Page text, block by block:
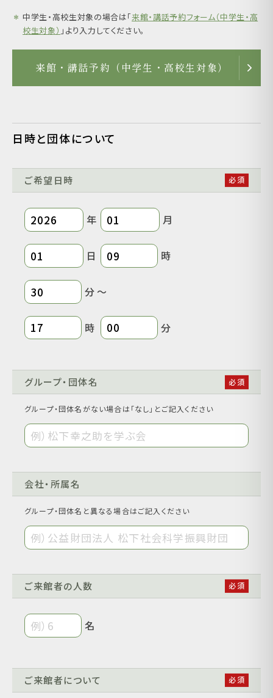
＊ 中学生・高校生対象の場合は「来館・講話予約フォーム（中学生・高
校生対象） 」より入力してください。
来館・講話予約 （中学生・高校生対象）
日時と団体について
ご希望日時
年 月
日 時
分 ～
時 分
グループ・団体名
グループ・団体名がない場合は｢なし｣とご記入ください
会社・所属名
グループ・団体名と異なる場合はご記入ください
ご来館者の人数
名
ご来館者について